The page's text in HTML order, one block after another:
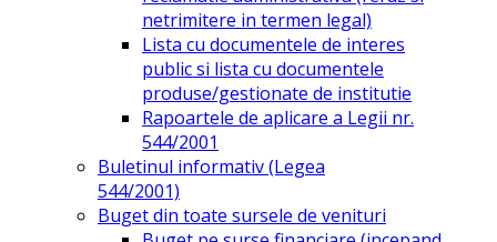
netrimitere in termen legal)
Lista cu documentele de interes
public si lista cu documentele
produse/gestionate de institutie
Rapoartele de aplicare a Legii nr.
544/2001
Buletinul informativ (Legea
544/2001)
Buget din toate sursele de venituri